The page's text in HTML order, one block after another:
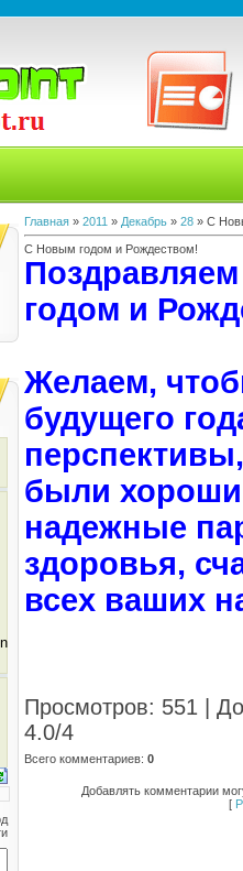
Главная » 2011 » Декабрь » 28 » С
С Новым годом и Рождеством!
годом и
Желаем,
будущего
были
надежные
здоровья,
всех ваших
Просмотров: 551 |
4.0/4
Всего комментариев: 0
Добавлять комментарии
[